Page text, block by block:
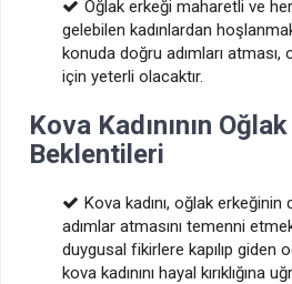
Oğlak erkeği maharetli ve
gelebilen kadınlardan
konuda doğru adımları atması,
için yeterli olacaktır.
Kova Kadınının
Beklentileri
Kova kadını, oğlak erkeğinin
adımlar atmasını temenni
duygusal fikirlere kapılıp giden
kova kadınını hayal kırıklığına